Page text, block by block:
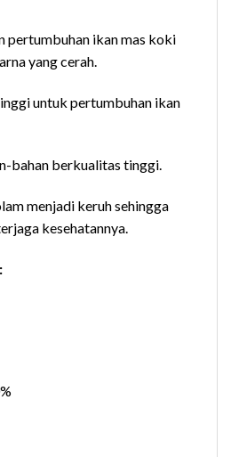
pertumbuhan ikan mas koki
yang cerah.
untuk pertumbuhan ikan
bahan berkualitas tinggi.
menjadi keruh sehingga
kesehatannya.